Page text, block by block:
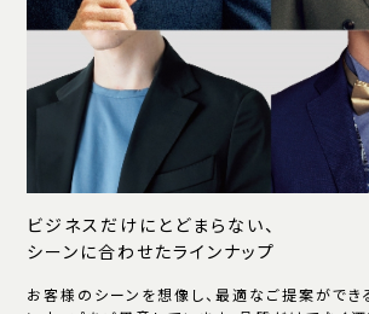
ビジネスだけにとどまらない、
シーンに合わせたラインナップ
お客様のシーンを想像し、最適なご提案ができ